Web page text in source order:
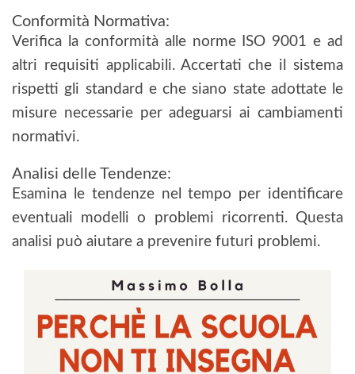
Conformità Normativa:
Verifica la conformità alle norme ISO 9001 e ad
altri requisiti applicabili. Accertati che il sistema
rispetti gli standard e che siano state adottate le
misure necessarie per adeguarsi ai cambiamenti
normativi.
Analisi delle Tendenze:
Esamina le tendenze nel tempo per identificare
eventuali modelli o problemi ricorrenti. Questa
analisi può aiutare a prevenire futuri problemi.